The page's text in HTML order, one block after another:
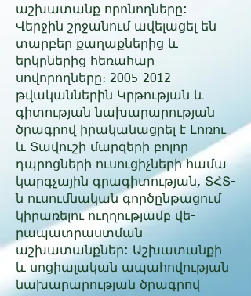
աշխա­տանք որոնող­ները:
Վերջին շրջանում ավելացել են
տարբեր քաղաքներից և
երկրներից հեռահար
սովորողները։ 2005-2012
թվականներին Կրթության և
գիտության նախարարության
ծրագրով իրականացրել է Լոռու
և Տավուշի մարզերի բոլոր
դպրոցների ուսուցիչների համա­
կարգ­չա­յին գրագիտության, ՏՀՏ-
ն ուսում­նա­կան գործընթացում
կիրառելու ուղղությամբ վե­
րապատրաստման
աշխատանքներ: Աշխատանքի
և սոցիալական ապահովության
նախարարության ծրագրով